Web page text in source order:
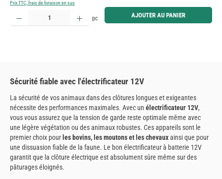
Prix TTC, frais de livraison en sus
Quantité de produit : Entrez la quantité souhaitée ou utilisez les boutons pour augmenter ou
pc AJOUTER AU PANIER
Sécurité fiable avec l'électrificateur 12V
La sécurité de vos animaux dans des clôtures longues et exigeantes
nécessite des performances maximales. Avec un électrificateur 12V,
vous vous assurez que la tension de garde reste optimale même avec
une légère végétation ou des animaux robustes. Ces appareils sont le
premier choix pourles bovins, les moutons et les chevauxainsi que pour
une dissuasion fiable de la faune. Le bon électrificateur à batterie 12V
garantit que la clôture électrique est absolument sûre même sur des
pâturages éloignés.